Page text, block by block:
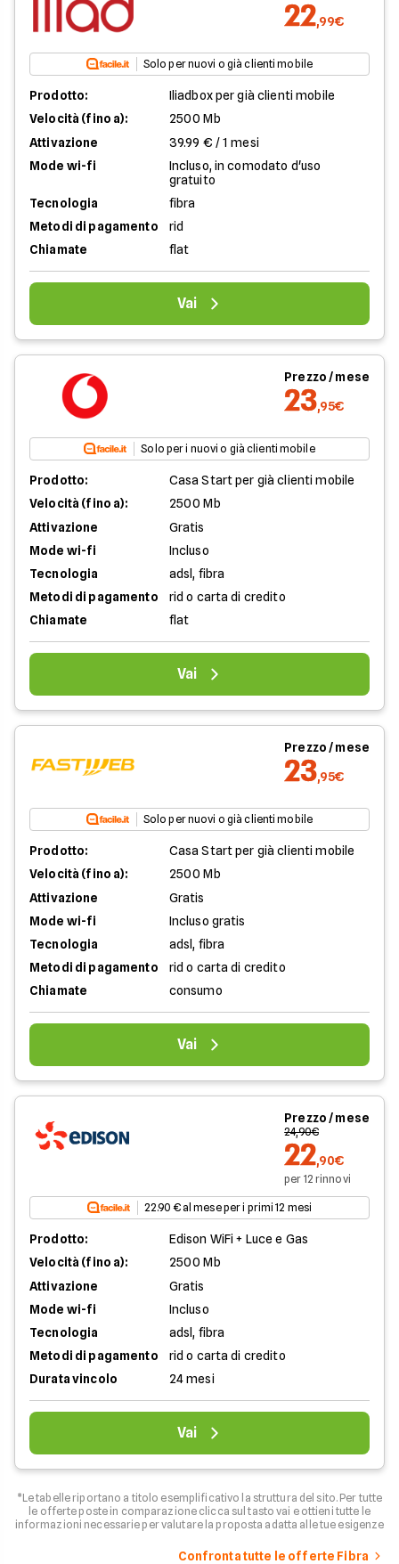
22,99€
Solo per nuovi o già clienti mobile
Prodotto:
Iliadbox per già clienti mobile
Velocità (fino a):
2500 Mb
Attivazione
39.99 € / 1 mesi
Mode wi-fi
Incluso, in comodato d'uso
gratuito
Tecnologia
fibra
Metodi di pagamento
rid
Chiamate
flat
Vai
Prezzo / mese
23,95€
Solo per i nuovi o già clienti mobile
Prodotto:
Casa Start per già clienti mobile
Velocità (fino a):
2500 Mb
Attivazione
Gratis
Mode wi-fi
Incluso
Tecnologia
adsl, fibra
Metodi di pagamento
rid o carta di credito
Chiamate
flat
Vai
Prezzo / mese
23,95€
Solo per nuovi o già clienti mobile
Prodotto:
Casa Start per già clienti mobile
Velocità (fino a):
2500 Mb
Attivazione
Gratis
Mode wi-fi
Incluso gratis
Tecnologia
adsl, fibra
Metodi di pagamento
rid o carta di credito
Chiamate
consumo
Vai
Prezzo / mese
24,90€
22,90€
per 12 rinnovi
22.90 € al mese per i primi 12 mesi
Prodotto:
Edison WiFi + Luce e Gas
Velocità (fino a):
2500 Mb
Attivazione
Gratis
Mode wi-fi
Incluso
Tecnologia
adsl, fibra
Metodi di pagamento
rid o carta di credito
Durata vincolo
24 mesi
Vai
*Le tabelle riportano a titolo esemplificativo la struttura del sito. Per tutte
le offerte poste in comparazione clicca sul tasto vai e ottieni tutte le
informazioni necessarie per valutare la proposta adatta alle tue esigenze
Confronta tutte le offerte Fibra